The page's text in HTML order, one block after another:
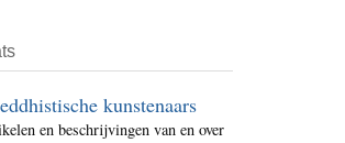
kunstenaars
en beschrijvingen van en over